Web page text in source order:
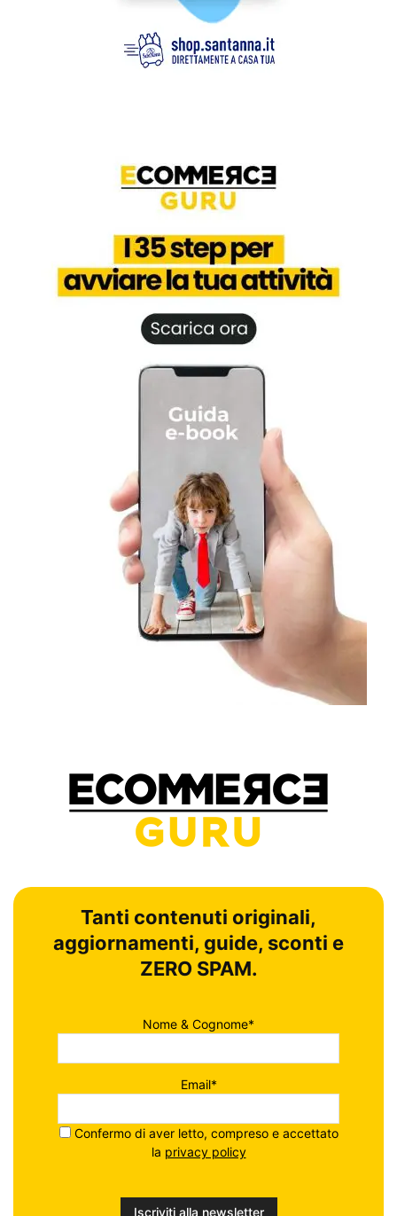
Tanti contenuti originali,
aggiornamenti, guide, sconti e
ZERO SPAM.
Nome & Cognome*
Email*
Confermo di aver letto, compreso e accettato
la privacy policy